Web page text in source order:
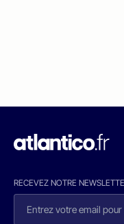
RECEVEZ NOTRE